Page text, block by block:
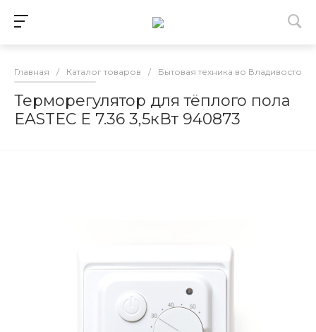
Главная / Каталог товаров / Бытовая техника во Владивостоке
Терморегулятор для тёплого пола
EASTEC Е 7.36 3,5кВт 940873